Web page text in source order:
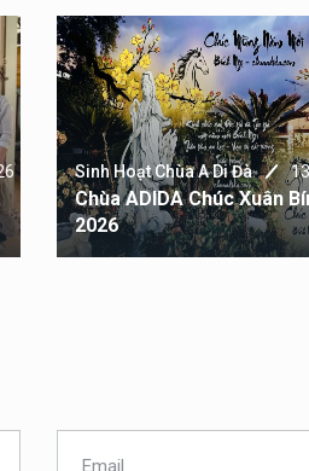
Sinh Hoạt Chùa A Di Đà
Chùa ADIDA Chúc Xuân
2026